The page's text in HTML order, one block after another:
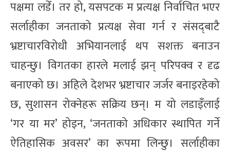
पक्षमा लडेँ। तर हो, यसपटक म प्रत्यक्ष निर्वाचित भएर
सर्लाहीका जनताको प्रत्यक्ष सेवा गर्न र संसद्‌बाटै
भ्रष्टाचारविरोधी अभियानलाई थप सशक्त बनाउन
चाहन्छु। विगतका हारले मलाई झन् परिपक्व र दृढ
बनाएको छ। अहिले देशभर भ्रष्टाचार जर्जर बनाइरहेको
छ, सुशासन रोक्नेहरू सक्रिय छन्। म यो लडाइँलाई
‘गर या मर’ होइन, ‘जनताको अधिकार स्थापित गर्ने
ऐतिहासिक अवसर’ का रूपमा लिन्छु। सर्लाहीका